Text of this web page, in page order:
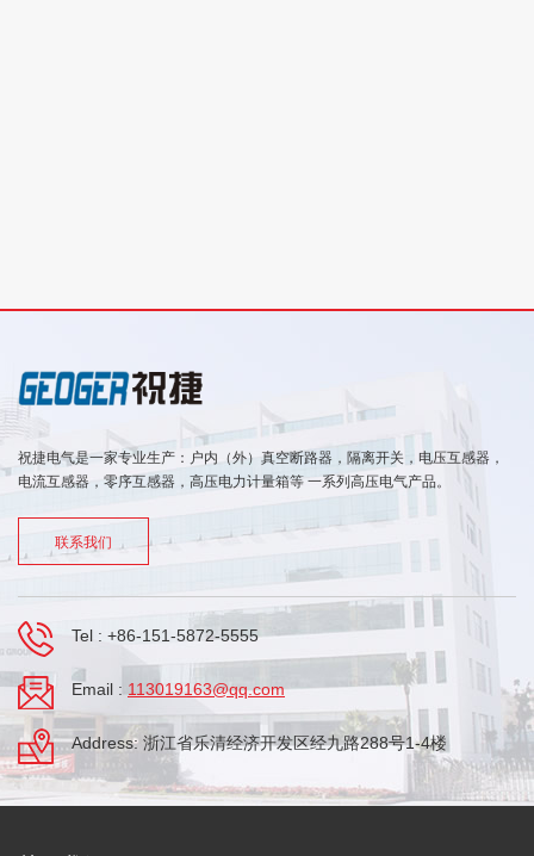
祝捷电气是一家专业生产：户内（外）真空断路器，隔离开关，电压互感器，
电流互感器，零序互感器，高压电力计量箱等 一系列高压电气产品。
联系我们
Tel : +86-151-5872-5555
Email : 113019163@qq.com
Address: 浙江省乐清经济开发区经九路288号1-4楼